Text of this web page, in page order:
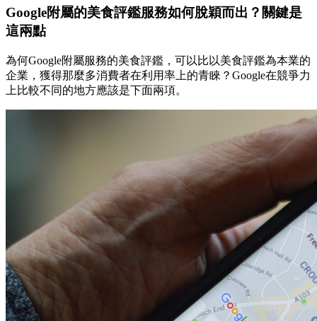
Google附屬的美食評鑑服務如何脫穎而出？關鍵是
這兩點
為何Google附屬服務的美食評鑑，可以比以美食評鑑為本業的
企業，獲得那麼多消費者在利用率上的青睞？Google在競爭力
上比較不同的地方應該是下面兩項。